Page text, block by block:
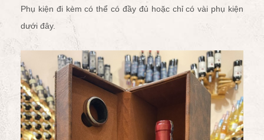
Phụ kiện đi kèm có thể có đầy đủ hoặc chỉ có vài phụ kiện
dưới đây.